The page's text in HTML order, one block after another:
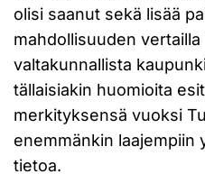
olisi saanut sekä lisää
mahdollisuuden
valtakunnallista
tällaisiakin huomioita
merkityksensä vuoksi
enemmänkin laajempiin
tietoa.